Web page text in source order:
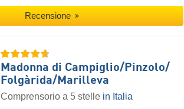
Recensione
Madonna di Campiglio/​Pinzolo/​
Folgàrida/​Marilleva
Comprensorio a 5 stelle in Italia